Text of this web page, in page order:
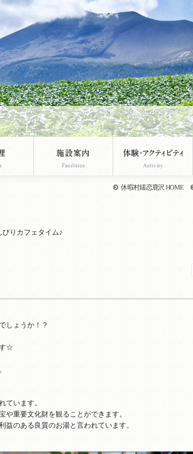
休暇村嬬恋鹿沢 HOME
びりカフェタイム♪
しょうか！？
す☆
ています。
重要文化財を観ることができます。
のある良質のお湯と言われています。